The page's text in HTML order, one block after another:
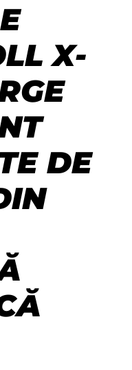
X-
DE